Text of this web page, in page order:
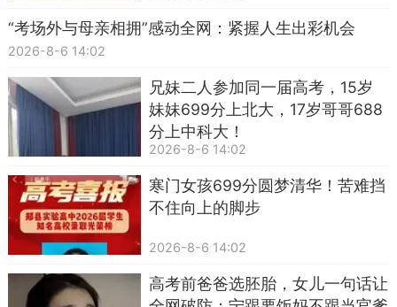
“考场外与母亲相拥”感动全网：紧握人生出彩机会
2026-8-6 14:02
兄妹二人参加同一届高考，15岁
妹妹699分上北大，17岁哥哥688
分上中科大！
2026-8-6 14:02
寒门女孩699分圆梦清华！苦难挡
不住向上的脚步
2026-8-6 14:02
高考前爸爸选胚胎，女儿一句话让